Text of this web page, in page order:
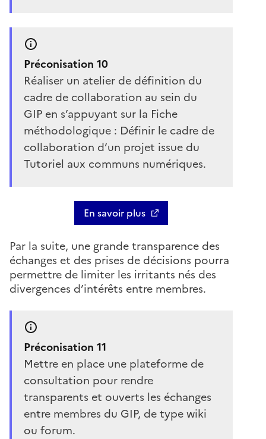
Préconisation 10
Réaliser un atelier de définition du
cadre de collaboration au sein du
GIP en s’appuyant sur la Fiche
méthodologique : Définir le cadre de
collaboration d’un projet issue du
Tutoriel aux communs numériques.
En savoir plus
Par la suite, une grande transparence des
échanges et des prises de décisions pourra
permettre de limiter les irritants nés des
divergences d’intérêts entre membres.
Préconisation 11
Mettre en place une plateforme de
consultation pour rendre
transparents et ouverts les échanges
entre membres du GIP, de type wiki
ou forum.